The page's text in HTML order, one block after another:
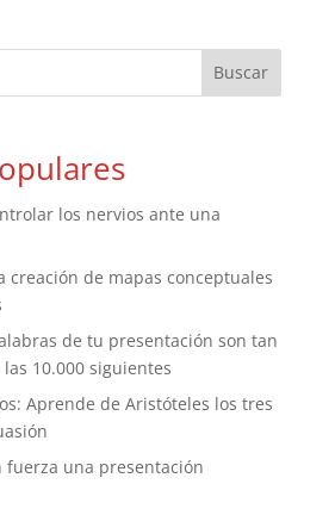
los nervios ante una
creación de mapas conceptuales
de tu presentación son tan
10.000 siguientes
Aprende de Aristóteles los tres
fuerza una presentación